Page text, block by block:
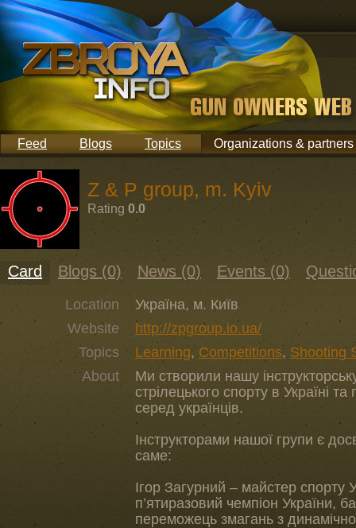
Feed Blogs Topics Organizations & partners
Z & P group, m. Kyiv
Rating 0.0
Card Blogs (0) News (0) Events (0)
Location
Україна, м. Київ
Website
http://zpgroup.io.ua/
Topics
Learning, Competitions, Shooting
About
Ми створили нашу
стрілецького спорту в Україні
серед українців.
Інструкторами нашої групи є
саме:
Ігор Загурний – майстер спорту
п’ятиразовий чемпіон України,
переможець змагань з